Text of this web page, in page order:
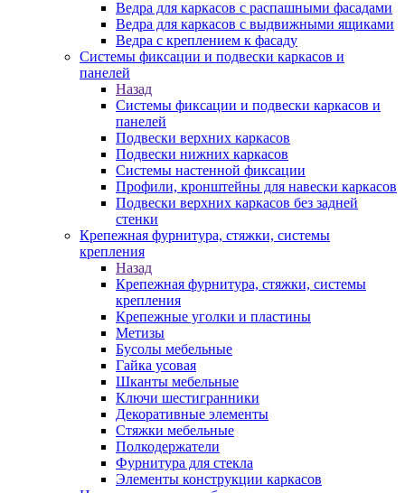
Ведра для каркасов с распашными фасадами
Ведра для каркасов с выдвижными ящиками
Ведра с креплением к фасаду
Системы фиксации и подвески каркасов и
панелей
Назад
Системы фиксации и подвески каркасов и
панелей
Подвески верхних каркасов
Подвески нижних каркасов
Системы настенной фиксации
Профили, кронштейны для навески каркасов
Подвески верхних каркасов без задней
стенки
Крепежная фурнитура, стяжки, системы
крепления
Назад
Крепежная фурнитура, стяжки, системы
крепления
Крепежные уголки и пластины
Метизы
Бусолы мебельные
Гайка усовая
Шканты мебельные
Ключи шестигранники
Декоративные элементы
Стяжки мебельные
Полкодержатели
Фурнитура для стекла
Элементы конструкции каркасов